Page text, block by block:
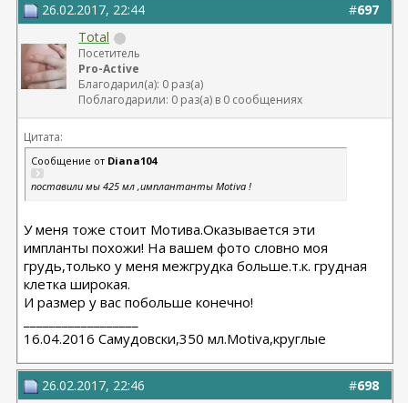
#697
26.02.2017, 22:44
Total
Посетитель
Pro-Active
Благодарил(а): 0 раз(а)
Поблагодарили: 0 раз(а) в 0 сообщениях
Цитата:
Сообщение от Diana104
поставили мы 425 мл ,имплантанты Motiva !
У меня тоже стоит Мотива.Оказывается эти
импланты похожи! На вашем фото словно моя
грудь,только у меня межгрудка больше.т.к. грудная
клетка широкая.
И размер у вас побольше конечно!
16.04.2016 Самудовски,350 мл.Motiva,круглые
#698
26.02.2017, 22:46